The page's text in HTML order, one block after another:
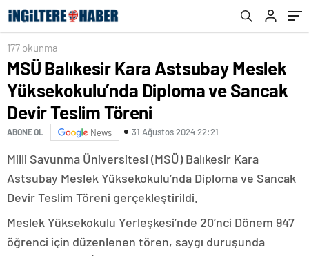
Teslim Töreni
177 okunma
MSÜ Balıkesir Kara Astsubay Meslek
Yüksekokulu’nda Diploma ve Sancak
Devir Teslim Töreni
ABONE OL News 31 Ağustos 2024 22:21
Milli Savunma Üniversitesi (MSÜ) Balıkesir Kara
Astsubay Meslek Yüksekokulu’nda Diploma ve Sancak
Devir Teslim Töreni gerçekleştirildi.
Meslek Yüksekokulu Yerleşkesi’nde 20’nci Dönem 947
öğrenci için düzenlenen tören, saygı duruşunda